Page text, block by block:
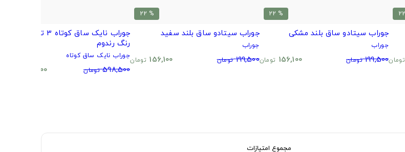
تومان
% 22
جوراب سیتادو ساق بلند مشکی
جوراب
199,500 تومان 156,100 تومان
% 22
جوراب سیتادو ساق بلند سفید
جوراب
199,500 تومان 156,100 تومان
جوراب نایک ساق کوتاه 3 تایی طرح و
رنگ رندوم
جوراب نایک ساق کوتاه
598,500 تومان 480,500
مجموع امتیازات